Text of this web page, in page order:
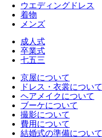
ウエディングドレス
着物
メンズ
成人式
卒業式
七五三
京屋について
ドレス・衣裳について
ヘアメイクについて
ブーケについて
撮影について
費用について
結婚式の準備について